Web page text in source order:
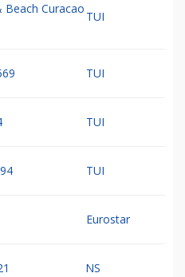
Beach Curacao
TUI
TUI
TUI
TUI
Eurostar
NS